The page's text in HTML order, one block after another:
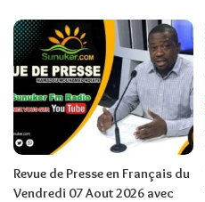
Revue de Presse en Français du
Vendredi 07 Aout 2026 avec